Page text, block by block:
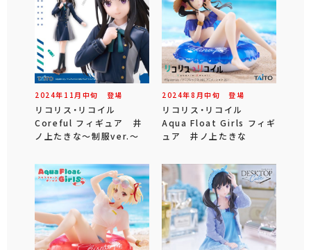
2024年 11 月 中旬 登場
リコリス・リコイル
Coreful フィギュア 井
ノ上たきな～制服ver.～
2024年8 月中旬 登場
リコリス・リコイル
Aqua Float Girls フィギ
ュア 井ノ上たきな